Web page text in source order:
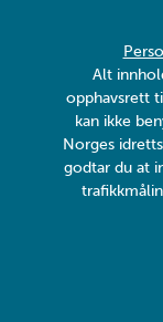
Alt
opphavsrett
kan ikke
Norges
godtar du at